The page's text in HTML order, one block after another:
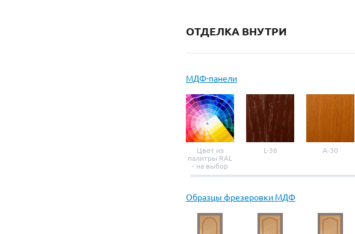
ОТДЕЛКА ВНУТРИ
МДФ-панели
Цвет из
палитры RAL
- на выбор
L-36 A-30
Образцы фрезеровки МДФ